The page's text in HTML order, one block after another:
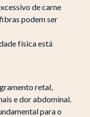
de carne
podem ser
física está
retal,
e dor abdominal.
para o